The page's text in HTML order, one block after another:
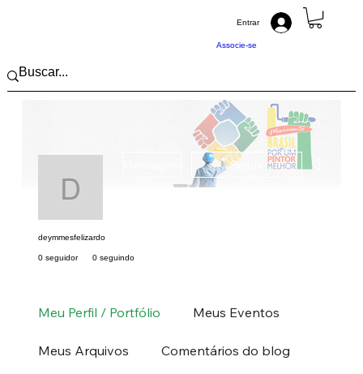
Associe-se
Entrar
deymmesfelizardo
Seguir
deymmesfelizardo
0 seguidor 0 seguindo
Meu Perfil / Portfólio Meus Eventos
Meus Arquivos Comentários do blog